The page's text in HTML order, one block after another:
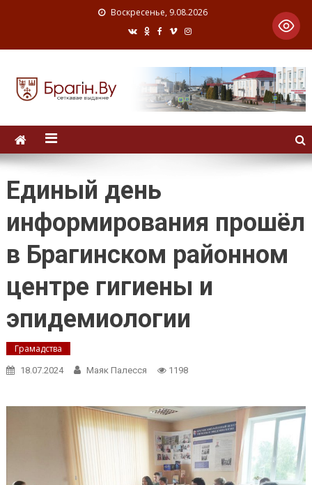
Воскресенье, 9.08.2026
Единый день
информирования прошёл
в Брагинском районном
центре гигиены и
эпидемиологии
Грамадства
18.07.2024 Маяк Палесся 1198